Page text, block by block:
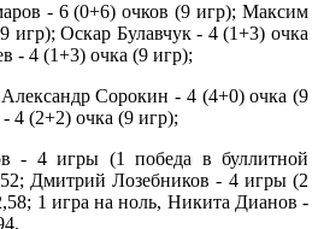
- 6 (0+6) очков (9 игр); Максим
игр); Оскар Булавчук - 4 (1+3) очка
- 4 (1+3) очка (9 игр);
Сорокин - 4 (4+0) очка (9
4 (2+2) очка (9 игр);
- 4 игры (1 победа в буллитной
Дмитрий Лозебников - 4 игры (2
1 игра на ноль, Никита Дианов -